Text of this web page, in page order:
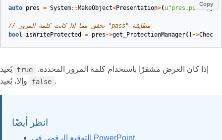
Copy
auto pres = System:: MakeObject<Presentation>( u"pres.pptx");
// تحقق مما إذا كانت كلمة المرور "pass" مطابقة
bool isWriteProtected = pres->get_ProtectionManager() ->
يُعيد true
false .
انظر أيضًا
التوقيع الرقمي في PowerPoint